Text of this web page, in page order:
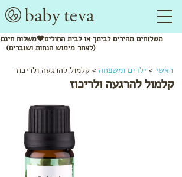
משלוחיםמהיריםלביתך או לבית החולים🖤משלוחחינם
(לאחר מימוש הנחות ושוברים)
ראשי > ילדים ומשפחה > קלמול להרגעה ולריכוז
קלמול להרגעה ולריכוז